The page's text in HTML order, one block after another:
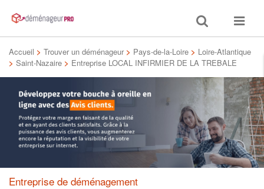
Toggle
search
Toggle
Accueil > Trouver un déménageur > Pays-de-la-Loire > Loire-Atlantique
> Saint-Nazaire > Entreprise LOCAL INFIRMIER DE LA TREBALE
Entreprise de déménagement